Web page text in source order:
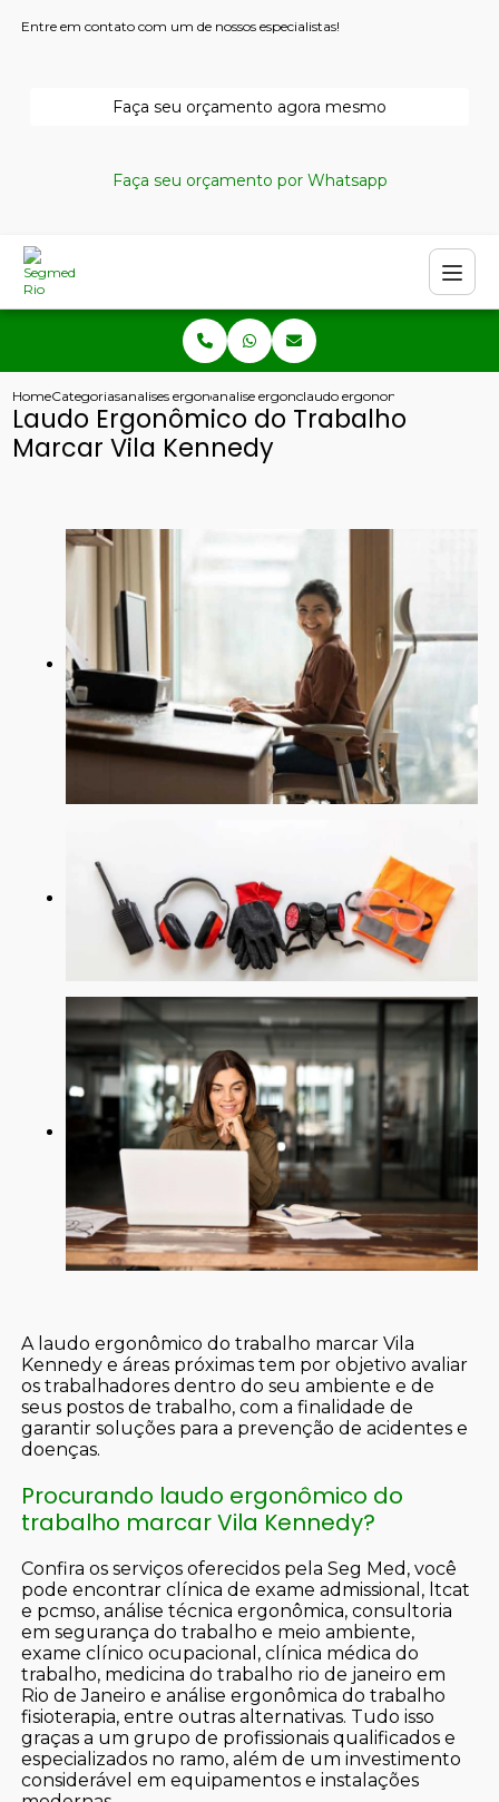
Entre em contato com um de nossos especialistas!
Faça seu orçamento agora mesmo
Faça seu orçamento por Whatsapp
HomeCategoriasanalises ergonomicasanalise ergonomica copacabana
laudo ergonomico do
Laudo Ergonômico do Trabalho
Marcar Vila Kennedy
A laudo ergonômico do trabalho marcar Vila
Kennedy e áreas próximas tem por objetivo avaliar
os trabalhadores dentro do seu ambiente e de
seus postos de trabalho, com a finalidade de
garantir soluções para a prevenção de acidentes e
doenças.
Procurando laudo ergonômico do
trabalho marcar Vila Kennedy?
Confira os serviços oferecidos pela Seg Med, você
pode encontrar clínica de exame admissional, ltcat
e pcmso, análise técnica ergonômica, consultoria
em segurança do trabalho e meio ambiente,
exame clínico ocupacional, clínica médica do
trabalho, medicina do trabalho rio de janeiro em
Rio de Janeiro e análise ergonômica do trabalho
fisioterapia, entre outras alternativas. Tudo isso
graças a um grupo de profissionais qualificados e
especializados no ramo, além de um investimento
considerável em equipamentos e instalações